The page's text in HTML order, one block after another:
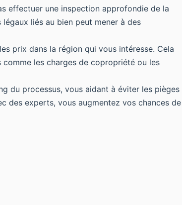
effectuer une inspection approfondie de la
liés au bien peut mener à des
prix dans la région qui vous intéresse. Cela
les charges de copropriété ou les
du processus, vous aidant à éviter les pièges
des experts, vous augmentez vos chances de